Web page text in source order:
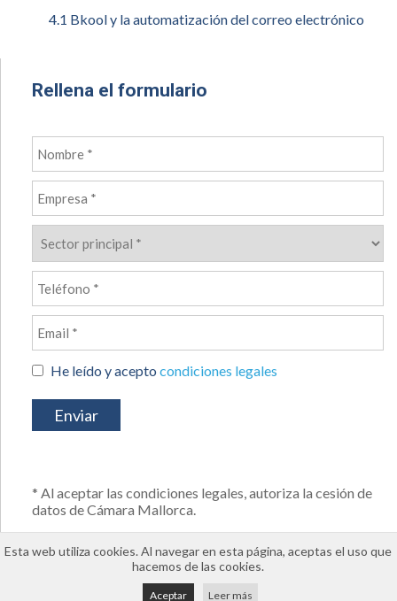
4.1 Bkool y la automatización del correo electrónico
Rellena el formulario
He leído y acepto condiciones legales
* Al aceptar las condiciones legales, autoriza la cesión de
datos de Cámara Mallorca.
Esta web utiliza cookies. Al navegar en esta página, aceptas el uso que
hacemos de las cookies.
Aceptar Leer más